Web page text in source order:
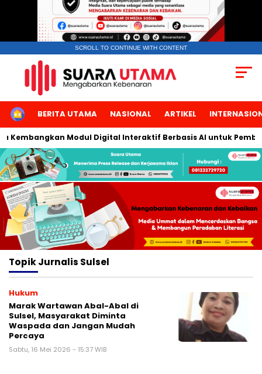
SCROLL TO CONTINUE WITH CONTENT
HOMEBERITA UTAMA NASIONAL ARTIKEL
Kembangkan Modul Digital Interaktif Berbasis AI untuk
TopikJurnalis Sulsel
Hukum
Marak Wartawan Abal-Abal di
Sulsel, Masyarakat Diminta
Waspada dan Jangan Mudah
Percaya
Sabtu, 16 Mei 2026 - 15:37 WIB